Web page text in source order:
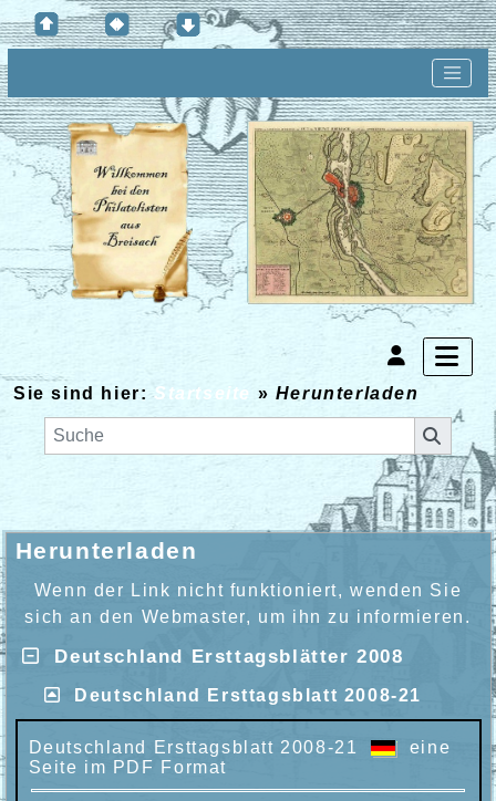
Sie sind hier: Startseite » Herunterladen
Herunterladen
Wenn der Link nicht funktioniert, wenden Sie
sich an den Webmaster, um ihn zu informieren.
Deutschland Ersttagsblätter 2008
Deutschland Ersttagsblatt 2008-21
Deutschland Ersttagsblatt 2008-21
eine
Seite im PDF Format